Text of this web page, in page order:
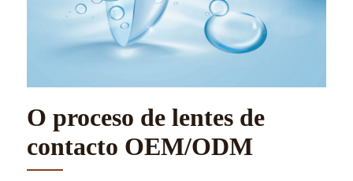
O proceso de lentes de
contacto OEM/ODM